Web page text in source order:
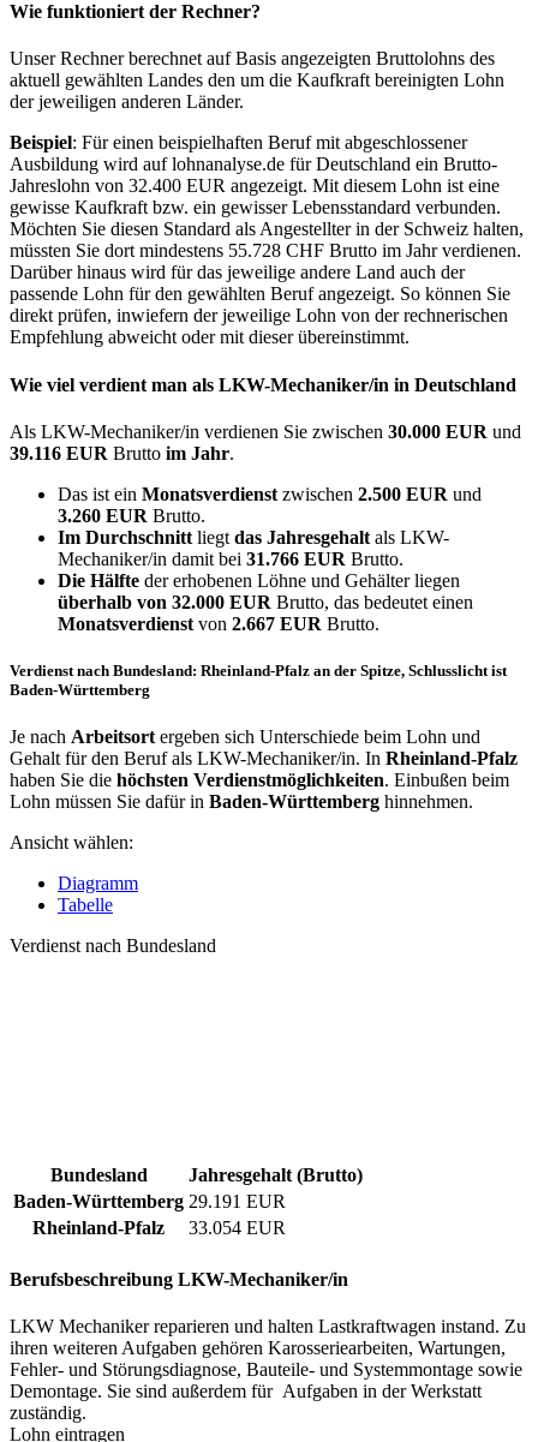
Wie funktioniert der Rechner?
Unser Rechner berechnet auf Basis angezeigten Bruttolohns des
aktuell gewählten Landes den um die Kaufkraft bereinigten Lohn
der jeweiligen anderen Länder.
Beispiel: Für einen beispielhaften Beruf mit abgeschlossener
Ausbildung wird auf lohnanalyse.de für Deutschland ein Brutto-
Jahreslohn von 32.400 EUR angezeigt. Mit diesem Lohn ist eine
gewisse Kaufkraft bzw. ein gewisser Lebensstandard verbunden.
Möchten Sie diesen Standard als Angestellter in der Schweiz halten,
müssten Sie dort mindestens 55.728 CHF Brutto im Jahr verdienen.
Darüber hinaus wird für das jeweilige andere Land auch der
passende Lohn für den gewählten Beruf angezeigt. So können Sie
direkt prüfen, inwiefern der jeweilige Lohn von der rechnerischen
Empfehlung abweicht oder mit dieser übereinstimmt.
Wie viel verdient man als LKW-Mechaniker/in in Deutschland
Als LKW-Mechaniker/in verdienen Sie zwischen 30.000 EUR und
39.116 EUR Brutto im Jahr.
Das ist ein Monatsverdienst zwischen 2.500 EUR und
3.260 EUR Brutto.
Im Durchschnitt liegt das Jahresgehalt als LKW-
Mechaniker/in damit bei 31.766 EUR Brutto.
Die Hälfte der erhobenen Löhne und Gehälter liegen
überhalb von 32.000 EUR Brutto, das bedeutet einen
Monatsverdienst von 2.667 EUR Brutto.
Verdienst nach Bundesland: Rheinland-Pfalz an der Spitze, Schlusslicht ist
Baden-Württemberg
Je nach Arbeitsort ergeben sich Unterschiede beim Lohn und
Gehalt für den Beruf als LKW-Mechaniker/in. In Rheinland-Pfalz
haben Sie die höchsten Verdienstmöglichkeiten. Einbußen beim
Lohn müssen Sie dafür in Baden-Württemberg hinnehmen.
Ansicht wählen:
Diagramm
Tabelle
Verdienst nach Bundesland
Bundesland
Jahresgehalt (Brutto)
Baden-Württemberg 29.191 EUR
Rheinland-Pfalz
33.054 EUR
Berufsbeschreibung LKW-Mechaniker/in
LKW Mechaniker reparieren und halten Lastkraftwagen instand. Zu
ihren weiteren Aufgaben gehören Karosseriearbeiten, Wartungen,
Fehler- und Störungsdiagnose, Bauteile- und Systemmontage sowie
Demontage. Sie sind außerdem für Aufgaben in der Werkstatt
zuständig.
Lohn eintragen